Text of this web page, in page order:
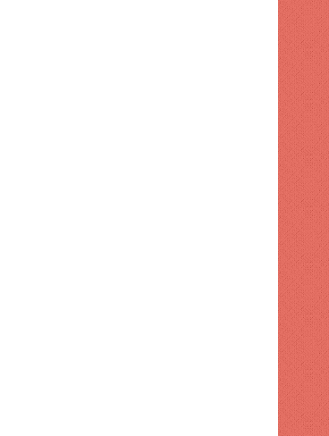
1 semana hace
Dirección de FP retiró
Tobías Crespo acusó al gobierno de "engañar a la población" con préstamos con fines de seguridad vial